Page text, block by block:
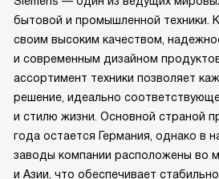
бытовой и промышленной техники.
своим высоким качеством,
и современным дизайном
ассортимент техники позволяет
решение, идеально
и стилю жизни. Основной страной
года остается Германия, однако в
заводы компании расположены во
и Азии, что обеспечивает